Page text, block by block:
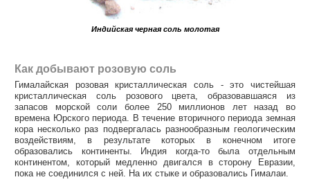
Индийская черная соль молотая
Как добывают розовую соль
Гималайская розовая кристаллическая соль - это чистейшая
кристаллическая соль розового цвета, образовавшаяся из
запасов морской соли более 250 миллионов лет назад во
времена Юрского периода. В течение вторичного периода земная
кора несколько раз подвергалась разнообразным геологическим
воздействиям, в результате которых в конечном итоге
образовались континенты. Индия когда-то была отдельным
континентом, который медленно двигался в сторону Евразии,
пока не соединился с ней. На их стыке и образовались Гималаи.